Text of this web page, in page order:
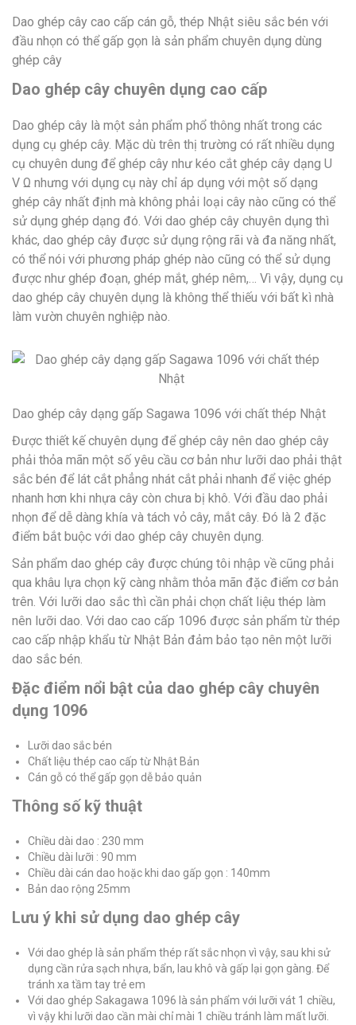
Dao ghép cây cao cấp cán gỗ, thép Nhật siêu sắc bén với
đầu nhọn có thể gấp gọn là sản phẩm chuyên dụng dùng
ghép cây
Dao ghép cây chuyên dụng cao cấp
Dao ghép cây là một sản phẩm phổ thông nhất trong các
dụng cụ ghép cây. Mặc dù trên thị trường có rất nhiều dụng
cụ chuyên dung để ghép cây như kéo cắt ghép cây dạng U
V Ω nhưng với dụng cụ này chỉ áp dụng với một số dạng
ghép cây nhất định mà không phải loại cây nào cũng có thể
sử dụng ghép dạng đó. Với dao ghép cây chuyên dụng thì
khác, dao ghép cây được sử dụng rộng rãi và đa năng nhất,
có thể nói với phương pháp ghép nào cũng có thể sử dụng
được như ghép đoạn, ghép mắt, ghép nêm,… Vì vậy, dụng cụ
dao ghép cây chuyên dụng là không thể thiếu với bất kì nhà
làm vườn chuyên nghiệp nào.
Dao ghép cây dạng gấp Sagawa 1096 với chất thép Nhật
Được thiết kế chuyên dụng để ghép cây nên dao ghép cây
phải thỏa mãn một số yêu cầu cơ bản như lưỡi dao phải thật
sắc bén để lát cắt phẳng nhát cắt phải nhanh để việc ghép
nhanh hơn khi nhựa cây còn chưa bị khô. Với đầu dao phải
nhọn để dễ dàng khía và tách vỏ cây, mắt cây. Đó là 2 đặc
điểm bắt buộc với dao ghép cây chuyên dụng.
Sản phẩm dao ghép cây được chúng tôi nhập về cũng phải
qua khâu lựa chọn kỹ càng nhằm thỏa mãn đặc điểm cơ bản
trên. Với lưỡi dao sắc thì cần phải chọn chất liệu thép làm
nên lưỡi dao. Với dao cao cấp 1096 được sản phẩm từ thép
cao cấp nhập khẩu từ Nhật Bản đảm bảo tạo nên một lưỡi
dao sắc bén.
Đặc điểm nổi bật của dao ghép cây chuyên
dụng 1096
Lưỡi dao sắc bén
Chất liệu thép cao cấp từ Nhật Bản
Cán gỗ có thể gấp gọn dễ bảo quản
Thông số kỹ thuật
Chiều dài dao : 230 mm
Chiều dài lưỡi : 90 mm
Chiều dài cán dao hoặc khi dao gấp gọn : 140mm
Bản dao rộng 25mm
Lưu ý khi sử dụng dao ghép cây
Với dao ghép là sản phẩm thép rất sắc nhọn vì vậy, sau khi sử
dụng cần rửa sạch nhựa, bẩn, lau khô và gấp lại gọn gàng. Để
tránh xa tầm tay trẻ em
Với dao ghép Sakagawa 1096 là sản phẩm với lưỡi vát 1 chiều,
vì vậy khi lưỡi dao cần mài chỉ mài 1 chiều tránh làm mất lưỡi.